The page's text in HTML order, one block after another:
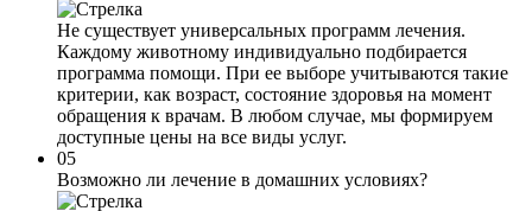
Не существует универсальных программ лечения.
Каждому животному индивидуально подбирается
программа помощи. При ее выборе учитываются такие
критерии, как возраст, состояние здоровья на момент
обращения к врачам. В любом случае, мы формируем
доступные цены на все виды услуг.
05
Возможно ли лечение в домашних условиях?